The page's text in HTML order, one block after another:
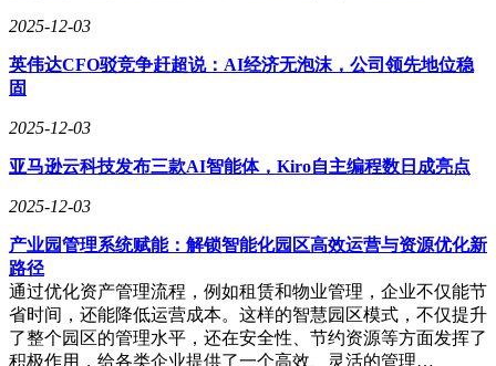
2025-12-03
英伟达CFO驳竞争赶超说：AI经济无泡沫，公司领先地位稳
固
2025-12-03
亚马逊云科技发布三款AI智能体，Kiro自主编程数日成亮点
2025-12-03
产业园管理系统赋能：解锁智能化园区高效运营与资源优化新
路径
通过优化资产管理流程，例如租赁和物业管理，企业不仅能节
省时间，还能降低运营成本。这样的智慧园区模式，不仅提升
了整个园区的管理水平，还在安全性、节约资源等方面发挥了
积极作用，给各类企业提供了一个高效、灵活的管理…